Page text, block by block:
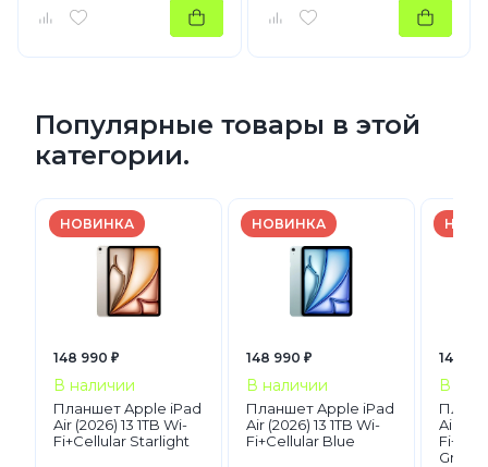
Популярные товары в этой
категории.
НОВИНКА
148 990 ₽
В наличии
Планшет Apple iPad
Air (2026) 13 1TB Wi-
Fi+Cellular Starlight
НОВИНКА
148 990 ₽
В наличии
Планшет Apple iPad
Air (2026) 13 1TB Wi-
Fi+Cellular Blue
148
В
Air
Gray